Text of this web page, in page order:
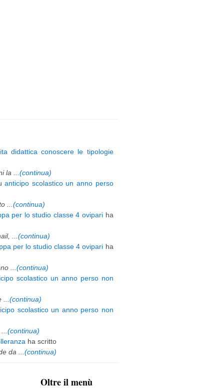
didattica conoscere le tipologie
la ... (continua)
anticipo scolastico un anno perso
... (continua)
per lo studio classe 4 ovipariha
... (continua)
per lo studio classe 4 ovipari ha
... (continua)
scolastico un anno perso non
(continua)
scolastico un anno perso non
(continua)
ha scritto
da ... (continua)
Oltre il menù